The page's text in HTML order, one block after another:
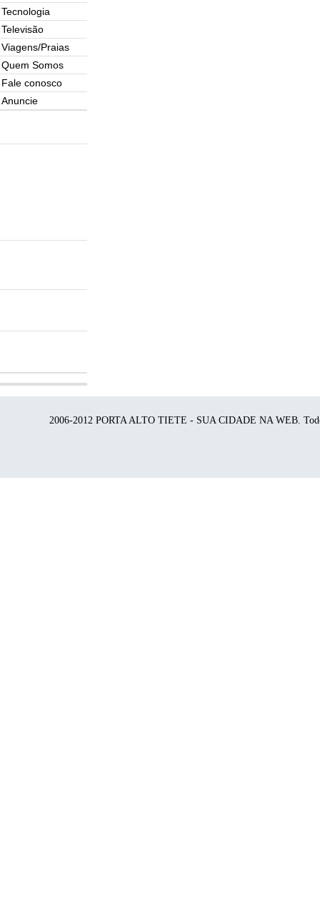
Tecnologia
Televisão
Viagens/Praias
Quem Somos
Fale conosco
Anuncie
2006-2012 PORTA ALTO TIETE - SUA CIDADE NA WEB.